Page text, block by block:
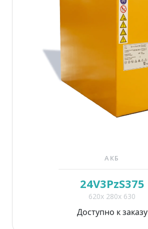
АКБ
24V3PzS375
620x 280x 630
Доступно к заказу